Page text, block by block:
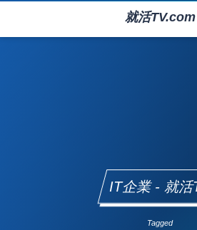
就活TV.com
IT企業 - 就活
Tagged